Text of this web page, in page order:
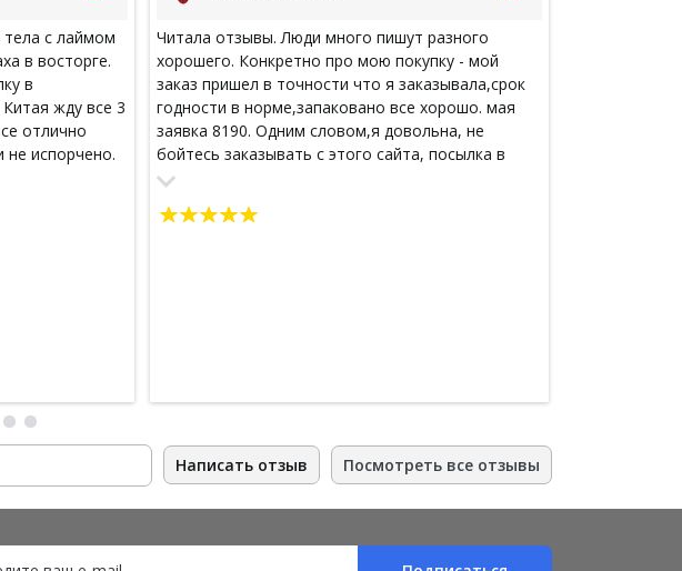
тела с лаймом
в восторге.
в
жду все 3
отлично
не испорчено.
интернет-
Читала отзывы. Люди много пишут разного
хорошего. Конкретно про мою покупку - мой
заказ пришел в точности что я заказывала,срок
годности в норме,запаковано все хорошо. мая
заявка 8190. Одним словом,я довольна, не
бойтесь заказывать с этого сайта, посылка в
Россию почтой идет в течение 3 недель
Написать отзыв Посмотреть все отзывы